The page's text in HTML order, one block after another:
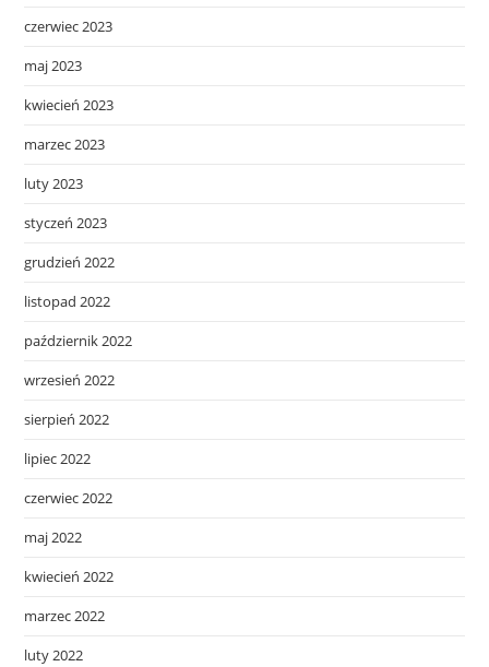
czerwiec 2023
maj 2023
kwiecień 2023
marzec 2023
luty 2023
styczeń 2023
grudzień 2022
listopad 2022
październik 2022
wrzesień 2022
sierpień 2022
lipiec 2022
czerwiec 2022
maj 2022
kwiecień 2022
marzec 2022
luty 2022